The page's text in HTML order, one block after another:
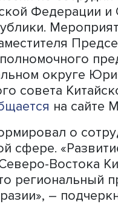
транспорта
заседания
по
–
совета
сообщаетсяна